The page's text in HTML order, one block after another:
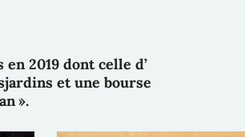
2019 dont celle d’
et une bourse
».